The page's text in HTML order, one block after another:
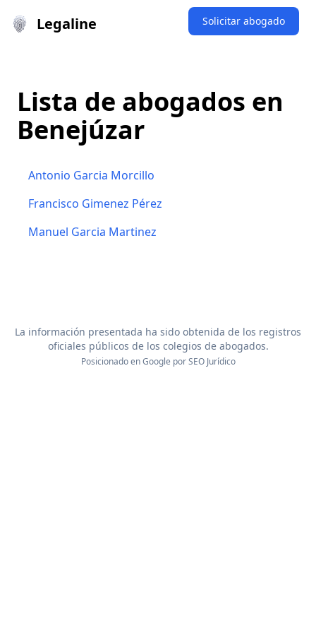
Legaline Solicitar abogado
Lista de abogados en
Benejúzar
Antonio Garcia Morcillo
Francisco Gimenez Pérez
Manuel Garcia Martinez
La información presentada ha sido obtenida de los registros
oficiales públicos de los colegios de abogados.
Posicionado en Google porSEO Jurídico